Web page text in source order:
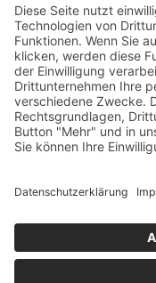
CINDERELLA in
Wuppertaler coming
oder ähnlich lässt
Fassung von
Christian Thausing
zu transferieren.